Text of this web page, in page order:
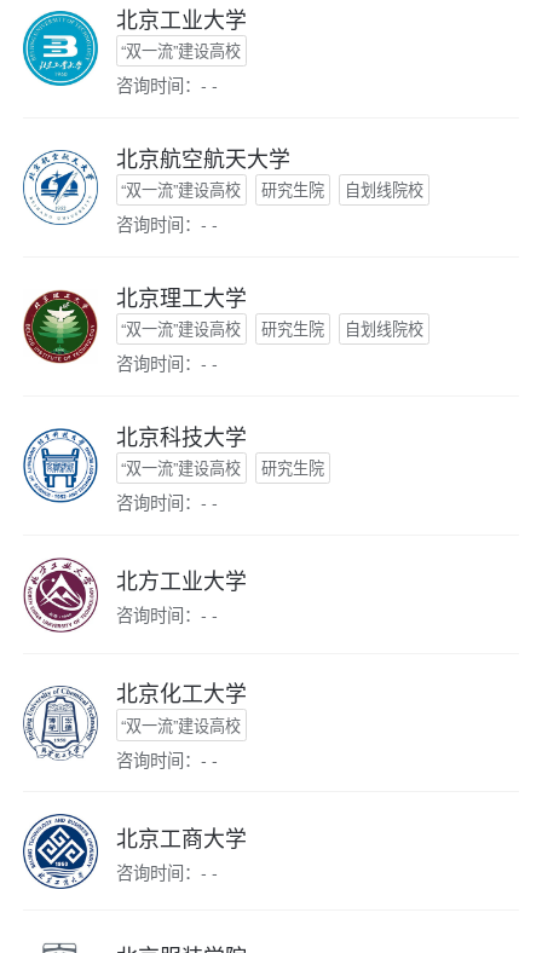
北京工业大学
“双一流”建设高校
咨询时间：- -
北京航空航天大学
“双一流”建设高校 研究生院 自划线院校
咨询时间：- -
北京理工大学
“双一流”建设高校 研究生院 自划线院校
咨询时间：- -
北京科技大学
“双一流”建设高校 研究生院
咨询时间：- -
北方工业大学
咨询时间：- -
北京化工大学
“双一流”建设高校
咨询时间：- -
北京工商大学
咨询时间：- -